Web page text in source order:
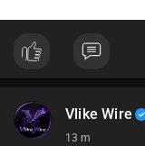
Vlike Wire
13 m